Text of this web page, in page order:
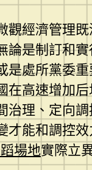
觀經濟管理
論是制訂和
是處所黨委
高速增加后
治理、定向
才能和調控
場地實際立